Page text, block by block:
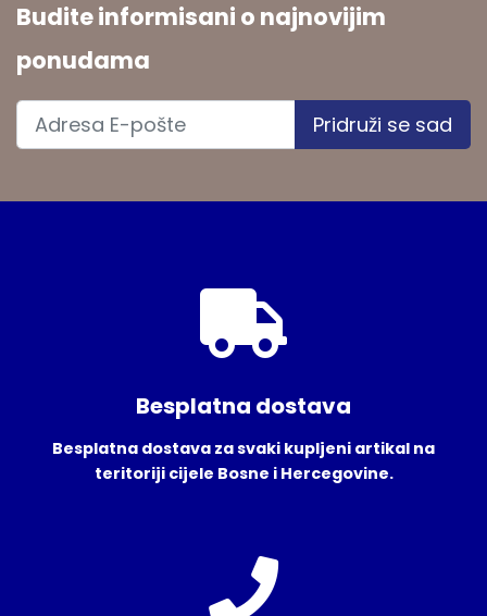
Budite informisani o najnovijim
ponudama
Pridruži se sad
Besplatna dostava
Besplatna dostava za svaki kupljeni artikal na
teritoriji cijele Bosne i Hercegovine.